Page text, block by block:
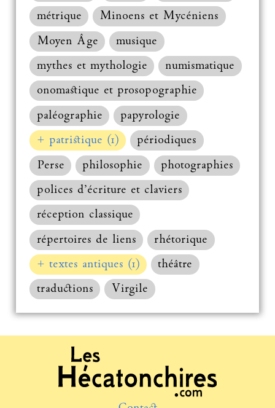
métrique
Minoens et Mycéniens
Moyen Âge
musique
mythes et mythologie
numismatique
onomastique et prosopographie
paléographie
papyrologie
+ patristique (1)
périodiques
Perse
philosophie
photographies
polices d’écriture et claviers
réception classique
répertoires de liens
rhétorique
+ textes antiques (1)
théâtre
traductions
Virgile